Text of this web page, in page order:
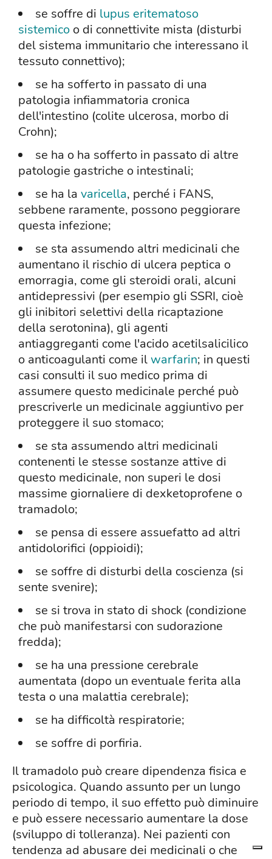
se soffre di lupus eritematoso
sistemico o di connettivite mista (disturbi
del sistema immunitario che interessano il
tessuto connettivo);
se ha sofferto in passato di una
patologia infiammatoria cronica
dell'intestino (colite ulcerosa, morbo di
Crohn);
se ha o ha sofferto in passato di altre
patologie gastriche o intestinali;
se ha la varicella, perché i FANS,
sebbene raramente, possono peggiorare
questa infezione;
se sta assumendo altri medicinali che
aumentano il rischio di ulcera peptica o
emorragia, come gli steroidi orali, alcuni
antidepressivi (per esempio gli SSRI, cioè
gli inibitori selettivi della ricaptazione
della serotonina), gli agenti
antiaggreganti come l'acido acetilsalicilico
o anticoagulanti come ilwarfarin; in questi
casi consulti il suo medico prima di
assumere questo medicinale perché può
prescriverle un medicinale aggiuntivo per
proteggere il suo stomaco;
se sta assumendo altri medicinali
contenenti le stesse sostanze attive di
questo medicinale, non superi le dosi
massime giornaliere di dexketoprofene o
tramadolo;
se pensa di essere assuefatto ad altri
antidolorifici (oppioidi);
se soffre di disturbi della coscienza (si
sente svenire);
se si trova in stato di shock (condizione
che può manifestarsi con sudorazione
fredda);
se ha una pressione cerebrale
aumentata (dopo un eventuale ferita alla
testa o una malattia cerebrale);
se ha difficoltà respiratorie;
se soffre di porfiria.
Il tramadolo può creare dipendenza fisica e
psicologica. Quando assunto per un lungo
periodo di tempo, il suo effetto può diminuire
e può essere necessario aumentare la dose
(sviluppo di tolleranza). Nei pazienti con
tendenza ad abusare dei medicinali o che